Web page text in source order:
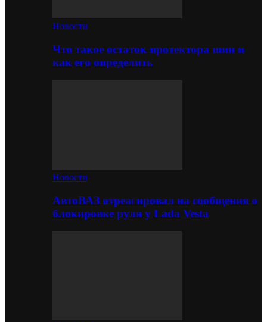
Новости
Что такое остаток протектора шин и
как его определить
Новости
АвтоВАЗ отреагировал на сообщения о
блокировке руля у Lada Vesta